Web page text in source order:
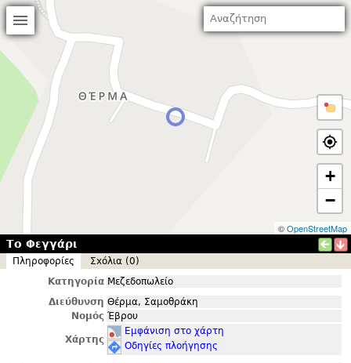
+
−
©OpenStreetMap
Το Φεγγάρι
Πληροφορίες
Σxόλια (0)
Κατηγορία Μεζεδοπωλείο
Διεύθυνση Θέρμα, Σαμοθράκη
Νομός Έβρου
Χάρτης
Εμφάνιση στο χάρτη
Οδηγίες πλοήγησης